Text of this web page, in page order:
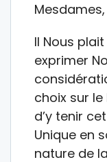
Il Nous
exprimer
choix sur
d’y tenir
Unique en
nature de